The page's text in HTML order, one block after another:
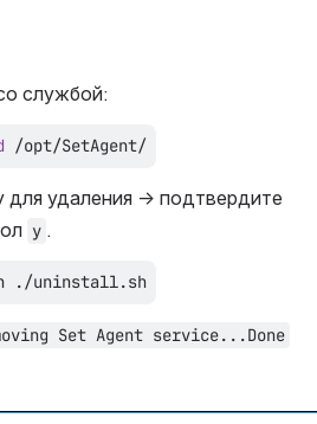
службой:
/opt/SetAgent/
удаления → подтвердите
y .
./uninstall.sh
Set Agent service...Done